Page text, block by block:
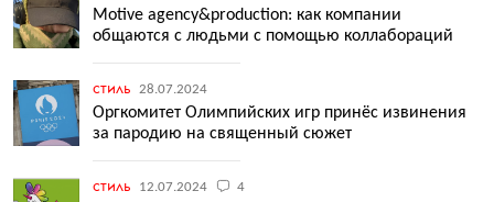
Motive agency&production: как компании
общаются с людьми с помощью коллабораций
стиль 28.07.2024
Оргкомитет Олимпийских игр принёс извинения
за пародию на священный сюжет
стиль 12.07.2024 4